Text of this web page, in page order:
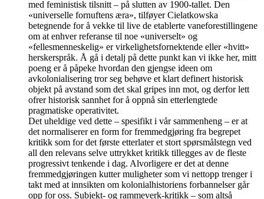
med feministisk tilsnitt – på slutten av 1900-tallet. Den
«universelle fornuftens æra», tilføyer Cielatkowska
betegnende for å vekke til live de etablerte vaneforestillingene
om at enhver referanse til noe «universelt» og
«fellesmenneskelig» er virkelighetsfornektende eller «hvitt»
herskerspråk. Å gå i detalj på dette punkt kan vi ikke her, mitt
poeng er å påpeke hvordan den gjengse ideen om
avkolonialisering tror seg behøve et klart definert historisk
objekt på avstand som det skal gripes inn mot, og derfor lett
ofrer historisk sannhet for å oppnå sin etterlengtede
pragmatiske operativitet.
Det uheldige ved dette – spesifikt i vår sammenheng – er at
det normaliserer en form for fremmedgjøring fra begrepet
kritikk som for det første etterlater et stort spørsmålstegn ved
all den relevans selve uttrykket kritikk tillegges av de fleste
progressivt tenkende i dag. Alvorligere er det at denne
fremmedgjøringen kutter muligheter som vi nettopp trenger i
takt med at innsikten om kolonialhistoriens forbannelser går
opp for oss. Subjekt- og rammeverk-kritikk – som altså